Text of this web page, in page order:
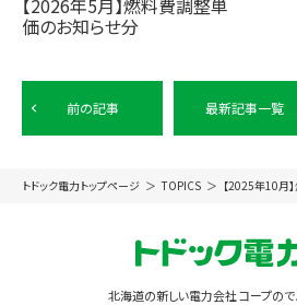
【2026年5月】燃料費調整単
価のお知らせ分
前の記事 最新記事一覧
トドック電力トップページ TOPICS 【2025年10月
北海道の新しい電力会社 コープので